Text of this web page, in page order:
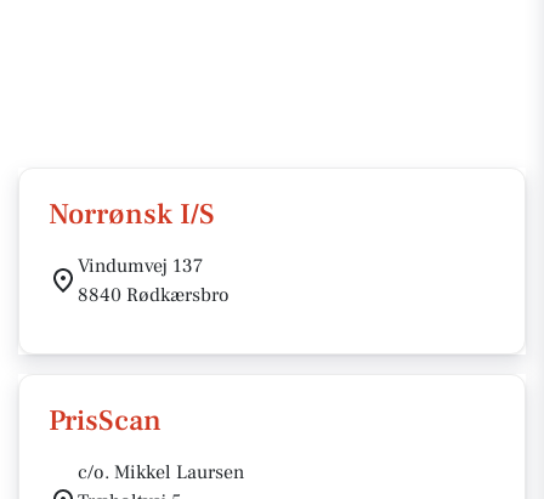
Norrønsk I/S
Vindumvej 137
8840 Rødkærsbro
PrisScan
c/o. Mikkel Laursen